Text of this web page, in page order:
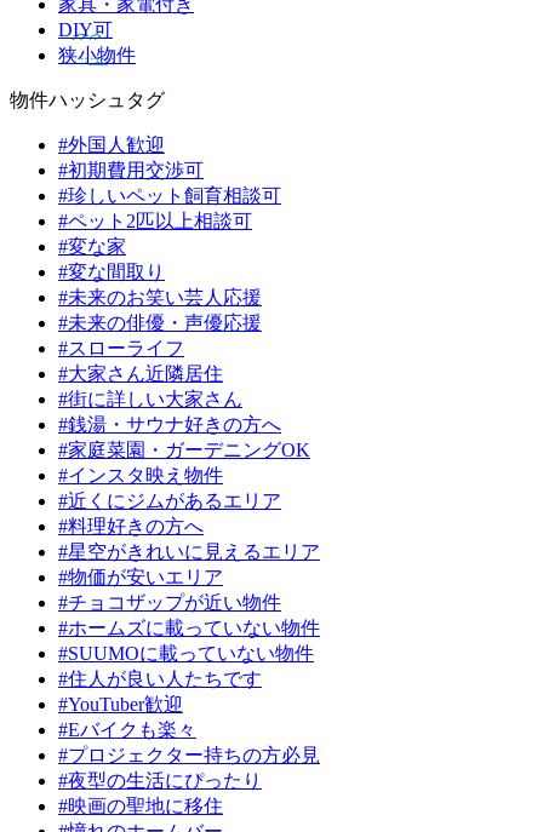
家具・家電付き
DIY可
狭小物件
物件ハッシュタグ
#外国人歓迎
#初期費用交渉可
#珍しいペット飼育相談可
#ペット2匹以上相談可
#変な家
#変な間取り
#未来のお笑い芸人応援
#未来の俳優・声優応援
#スローライフ
#大家さん近隣居住
#街に詳しい大家さん
#銭湯・サウナ好きの方へ
#家庭菜園・ガーデニングOK
#インスタ映え物件
#近くにジムがあるエリア
#料理好きの方へ
#星空がきれいに見えるエリア
#物価が安いエリア
#チョコザップが近い物件
#ホームズに載っていない物件
#SUUMOに載っていない物件
#住人が良い人たちです
#YouTuber歓迎
#Eバイクも楽々
#プロジェクター持ちの方必見
#夜型の生活にぴったり
#映画の聖地に移住